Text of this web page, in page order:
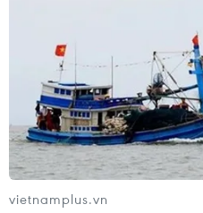
vietnamplus.vn